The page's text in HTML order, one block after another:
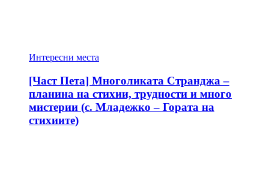
Интересни места
[Част Пета] Многоликата Странджа –
планина на стихии, трудности и много
мистерии (с. Младежко – Гората на
стихиите)